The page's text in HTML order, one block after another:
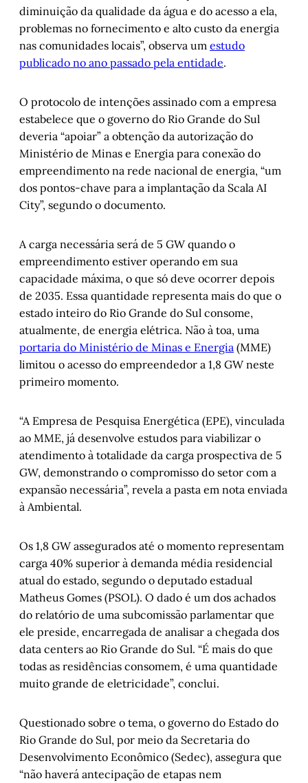
diminuição da qualidade da água e do acesso a ela,
problemas no fornecimento e alto custo da energia
nas comunidades locais”, observa um estudo
publicado no ano passado pela entidade.
O protocolo de intenções assinado com a empresa
estabelece que o governo do Rio Grande do Sul
deveria “apoiar” a obtenção da autorização do
Ministério de Minas e Energia para conexão do
empreendimento na rede nacional de energia, “um
dos pontos-chave para a implantação da Scala AI
City”, segundo o documento.
A carga necessária será de 5 GW quando o
empreendimento estiver operando em sua
capacidade máxima, o que só deve ocorrer depois
de 2035. Essa quantidade representa mais do que o
estado inteiro do Rio Grande do Sul consome,
atualmente, de energia elétrica. Não à toa, uma
portaria do Ministério de Minas e Energia (MME)
limitou o acesso do empreendedor a 1,8 GW neste
primeiro momento.
“A Empresa de Pesquisa Energética (EPE), vinculada
ao MME, já desenvolve estudos para viabilizar o
atendimento à totalidade da carga prospectiva de 5
GW, demonstrando o compromisso do setor com a
expansão necessária”, revela a pasta em nota enviada
à Ambiental.
Os 1,8 GW assegurados até o momento representam
carga 40% superior à demanda média residencial
atual do estado, segundo o deputado estadual
Matheus Gomes (PSOL). O dado é um dos achados
do relatório de uma subcomissão parlamentar que
ele preside, encarregada de analisar a chegada dos
data centers ao Rio Grande do Sul. “É mais do que
todas as residências consomem, é uma quantidade
muito grande de eletricidade”, conclui.
Questionado sobre o tema, o governo do Estado do
Rio Grande do Sul, por meio da Secretaria do
Desenvolvimento Econômico (Sedec), assegura que
“não haverá antecipação de etapas nem